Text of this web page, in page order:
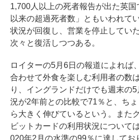
1,700人以上の死者報告が出た英
以来の超過死者数」ともいわれて
状況が回復し、営業を停止してい
次々と復活しつつある。
ロイターの5月6日の報道によれば
合わせて外食を楽しむ利用者の数
り、イングランドだけでも週末の
況が2年前との比較で71％と、ち
ら大きく伸びているという。また
ビットカードの利用状況について
020年2月の水準の99％に達してお